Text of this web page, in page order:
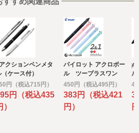
員会のホームページ
)では、各国における個人情報保護
いて掲載されています。
、親権者または後見人の承諾を得た
用するものとします。
託について
扱いの全部又は、一部を委託するこ
おいて最善の考慮を行います。
クションペンメタ
ケース付）
円（税込715円）
円（税込435
）
パイロット アクロボー
ル ツープラスワン
多機能ボールペン
2+1 0.5
450円（税込495円）
383円（税込421
円）
パ